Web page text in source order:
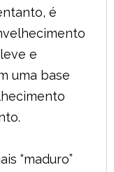
é
e
uma base
“maduro”